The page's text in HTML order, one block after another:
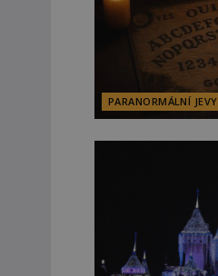
PARANORMÁLNÍ JEVY